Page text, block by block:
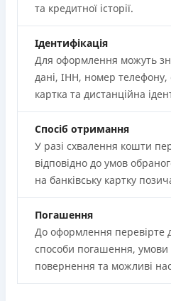
та кредитної історії.
Ідентифікація
Для оформлення можуть
дані, ІНН, номер телефону,
картка та дистанційна
Спосіб отримання
У разі схвалення кошти
відповідно до умов
на банківську картку
Погашення
До оформлення перевірте
способи погашення, умови
повернення та можливі